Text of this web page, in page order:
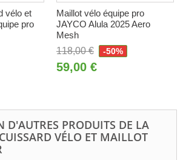
vélo et
pro
Maillot vélo équipe pro
JAYCO Alula 2025 Aero
Mesh
118,00 €
-50%
59,00 €
D'AUTRES PRODUITS DE LA
VÉLO ET MAILLOT